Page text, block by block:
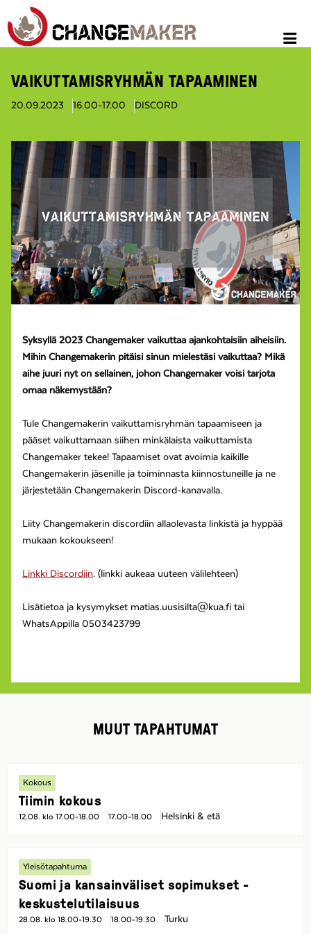
VAIKUTTAMISRYHMÄN TAPAAMINEN
20.09.2023 16.00-17.00 DISCORD
Syksyllä 2023 Changemaker vaikuttaa ajankohtaisiin aiheisiin.
Mihin Changemakerin pitäisi sinun mielestäsi vaikuttaa? Mikä
aihe juuri nyt on sellainen, johon Changemaker voisi tarjota
omaa näkemystään?
Tule Changemakerin vaikuttamisryhmän tapaamiseen ja
pääset vaikuttamaan siihen minkälaista vaikuttamista
Changemaker tekee! Tapaamiset ovat avoimia kaikille
Changemakerin jäsenille ja toiminnasta kiinnostuneille ja ne
järjestetään Changemakerin Discord-kanavalla.
Liity Changemakerin discordiin allaolevasta linkistä ja hyppää
mukaan kokoukseen!
Linkki Discordiin. (linkki aukeaa uuteen välilehteen)
Lisätietoa ja kysymykset matias.uusisilta@kua.fi tai
WhatsAppilla 0503423799
MUUT TAPAHTUMAT
Kokous
Tiimin kokous
12.08. klo 17.00-18.00 17.00-18.00 Helsinki & etä
Yleisötapahtuma
Suomi ja kansainväliset sopimukset -
keskustelutilaisuus
28.08. klo 18.00-19.30 18.00-19.30 Turku